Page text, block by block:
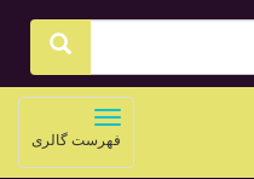
navigation
فهرست گالری